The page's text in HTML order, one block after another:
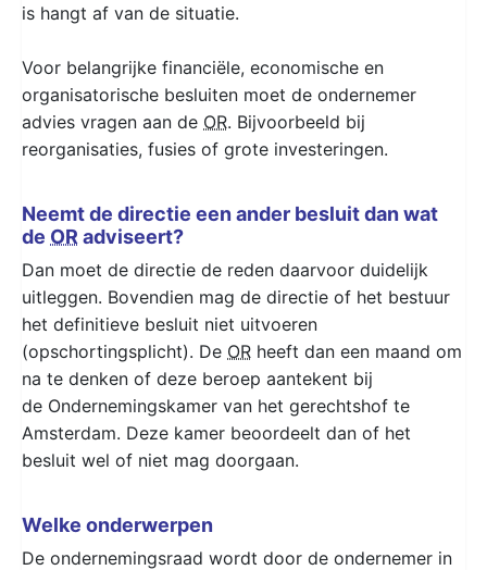
is hangt af van de situatie.
Voor belangrijke financiële, economische en
organisatorische besluiten moet de ondernemer
advies vragen aan de OR. Bijvoorbeeld bij
reorganisaties, fusies of grote investeringen.
Neemt de directie een ander besluit dan wat
de OR adviseert?
Dan moet de directie de reden daarvoor duidelijk
uitleggen. Bovendien mag de directie of het bestuur
het definitieve besluit niet uitvoeren
(opschortingsplicht). De OR heeft dan een maand om
na te denken of deze beroep aantekent bij
de Ondernemingskamer van het gerechtshof te
Amsterdam. Deze kamer beoordeelt dan of het
besluit wel of niet mag doorgaan.
Welke onderwerpen
De ondernemingsraad wordt door de ondernemer in